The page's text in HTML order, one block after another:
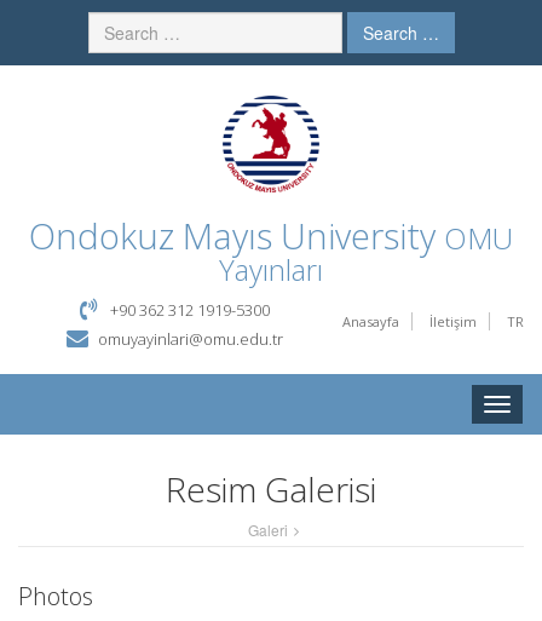
Search …
Ondokuz Mayıs University OMU
Yayınları
Anasayfa İletişim TR
+90 362 312 1919-5300
omuyayinlari@omu.edu.tr
Toggle
Resim Galerisi
Galeri
Photos